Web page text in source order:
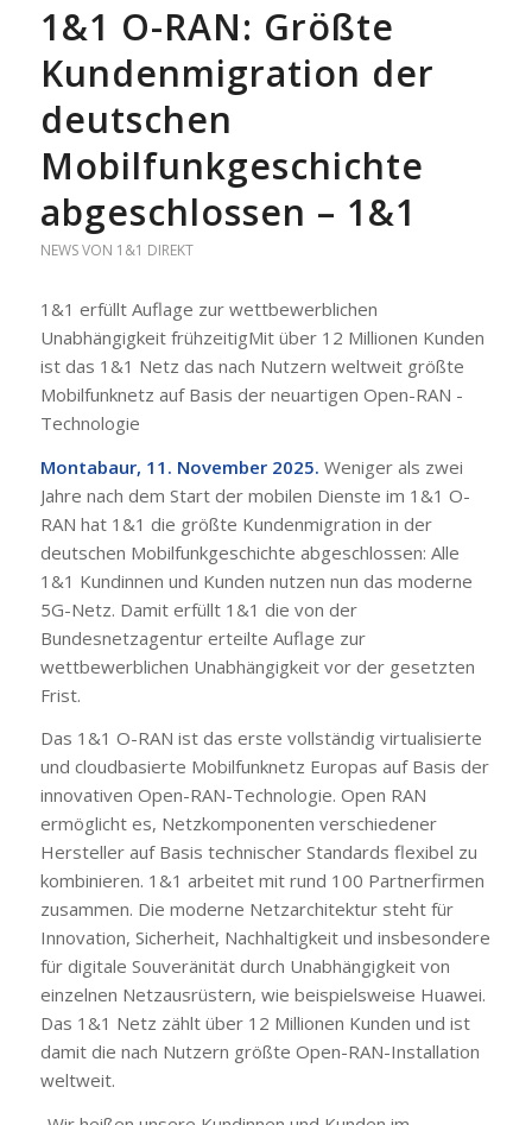
1&1 O-RAN: Größte
Kundenmigration der
deutschen
Mobilfunkgeschichte
abgeschlossen – 1&1
NEWS VON 1&1 DIREKT
1&1 erfüllt Auflage zur wettbewerblichen
Unabhängigkeit frühzeitigMit über 12 Millionen Kunden
ist das 1&1 Netz das nach Nutzern weltweit größte
Mobilfunknetz auf Basis der neuartigen Open-RAN -
Technologie
Montabaur, 11. November 2025. Weniger als zwei
Jahre nach dem Start der mobilen Dienste im 1&1 O-
RAN hat 1&1 die größte Kundenmigration in der
deutschen Mobilfunkgeschichte abgeschlossen: Alle
1&1 Kundinnen und Kunden nutzen nun das moderne
5G-Netz. Damit erfüllt 1&1 die von der
Bundesnetzagentur erteilte Auflage zur
wettbewerblichen Unabhängigkeit vor der gesetzten
Frist.
Das 1&1 O-RAN ist das erste vollständig virtualisierte
und cloudbasierte Mobilfunknetz Europas auf Basis der
innovativen Open-RAN-Technologie. Open RAN
ermöglicht es, Netzkomponenten verschiedener
Hersteller auf Basis technischer Standards flexibel zu
kombinieren. 1&1 arbeitet mit rund 100 Partnerfirmen
zusammen. Die moderne Netzarchitektur steht für
Innovation, Sicherheit, Nachhaltigkeit und insbesondere
für digitale Souveränität durch Unabhängigkeit von
einzelnen Netzausrüstern, wie beispielsweise Huawei.
Das 1&1 Netz zählt über 12 Millionen Kunden und ist
damit die nach Nutzern größte Open-RAN-Installation
weltweit.